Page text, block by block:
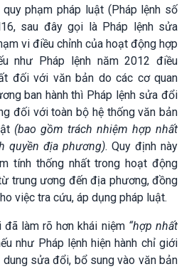
phạm pháp luật (Pháp lệnh số
sau đây gọi là Pháp lệnh sửa
vi điều chỉnh của hoạt động hợp
như Pháp lệnh năm 2012 điều
đối với văn bản do các cơ quan
ban hành thì Pháp lệnh sửa đổi
đối với toàn bộ hệ thống văn bản
(bao gồm trách nhiệm hợp nhất
quyền địa phương). Quy định này
tính thống nhất trong hoạt động
trung ương đến địa phương, đồng
việc tra cứu, áp dụng pháp luật.
làm rõ hơn khái niệm “hợp nhất
như Pháp lệnh hiện hành chỉ giới
sửa đổi, bổ sung vào văn bản